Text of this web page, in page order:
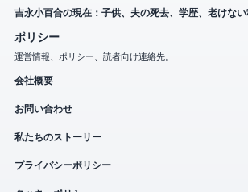
吉永小百合の現在：子供、夫の死去、学歴、老けな
ポリシー
運営情報、ポリシー、読者向け連絡先。
会社概要
お問い合わせ
私たちのストーリー
プライバシーポリシー